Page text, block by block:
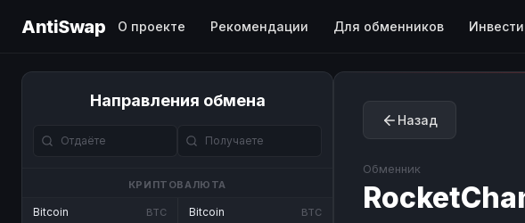
AntiSwap О проекте Рекомендации Для обменников
Направления обмена
КРИПТОВАЛЮТА
Bitcoin BTC Bitcoin BTC
Назад
Обменник